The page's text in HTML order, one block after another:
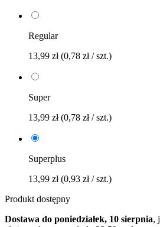
Regular
13,99 zł(0,78 zł / szt.)
Super
13,99 zł(0,78 zł / szt.)
Superplus
13,99 zł(0,93 zł / szt.)
Produkt dostępny
Dostawa do poniedziałek, 10 sierpnia,